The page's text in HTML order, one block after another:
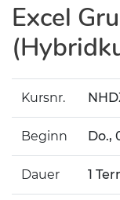
Excel
Kursnr.
Beginn Do.,
Dauer 1